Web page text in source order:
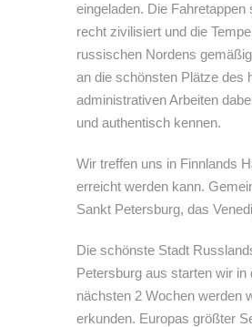
eingeladen. Die
recht zivilisiert und die
russischen Nordens
an die schönsten Plätze des
administrativen Arbeiten
und authentisch kennen.
Wir treffen uns in Finnlands
erreicht werden kann.
Sankt Petersburg, das
Die schönste Stadt
Petersburg aus starten wir in
nächsten 2 Wochen werden
erkunden. Europas größter